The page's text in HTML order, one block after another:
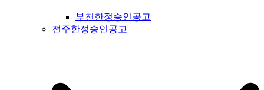
부천한정승인공고
전주한정승인공고